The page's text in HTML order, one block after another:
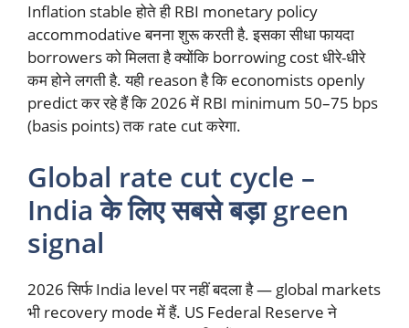
Inflation stable होते ही RBI monetary policy
accommodative बनना शुरू करती है. इसका सीधा फायदा
borrowers को मिलता है क्योंकि borrowing cost धीरे-धीरे
कम होने लगती है. यही reason है कि economists openly
predict कर रहे हैं कि 2026 में RBI minimum 50–75 bps
(basis points) तक rate cut करेगा.
Global rate cut cycle –
India के लिए सबसे बड़ा green
signal
2026 सिर्फ India level पर नहीं बदला है — global markets
भी recovery mode में हैं. US Federal Reserve ने